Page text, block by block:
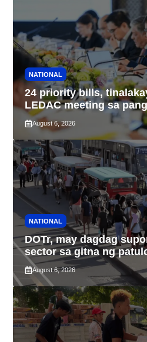
NATIONAL
24 priority bills,
LEDAC meeting sa
August 6, 2026
NATIONAL
DOTr, may dagdag
sector sa gitna ng
ng taas-pasahe
August 6, 2026